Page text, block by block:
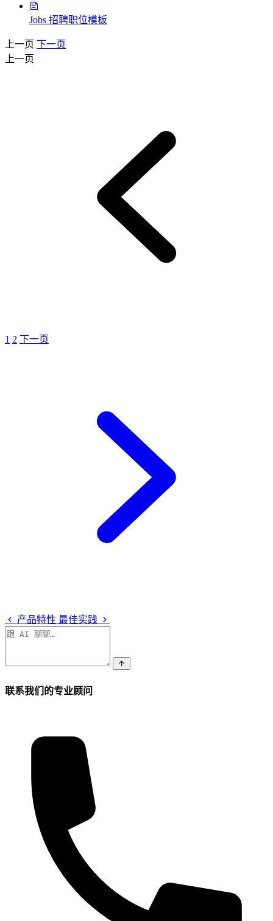
Jobs 招聘职位模板
上一页 下一页
上一页
1 2 下一页
产品特性 最佳实践
联系我们的专业顾问